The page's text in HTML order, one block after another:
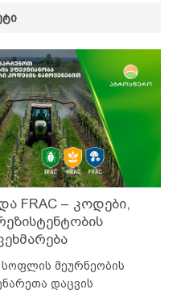
და FRAC – კოდები,
მეურნეობის
დაცვის